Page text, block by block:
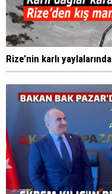
Rize’nin karlı